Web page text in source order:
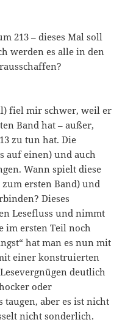
213 – dieses Mal soll
werden es alle in den
fiel mir schwer, weil er
Band hat – außer,
zu tun hat. Die
auf einen) und auch
Wann spielt diese
ersten Band) und
Dieses
Lesefluss und nimmt
im ersten Teil noch
hat man es nun mit
einer konstruierten
deutlich
oder
aber es ist nicht
nicht sonderlich.